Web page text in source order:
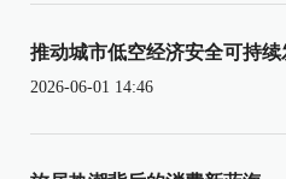
推动城市低空经济安全可持续
2026-06-01 14:46